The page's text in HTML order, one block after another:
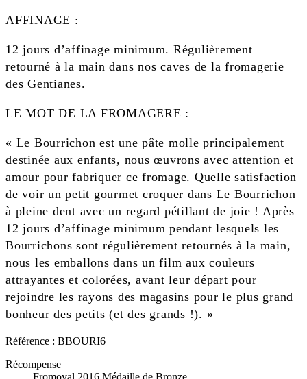
AFFINAGE :
12 jours d’affinage minimum. Régulièrement
retourné à la main dans nos caves de la fromagerie
des Gentianes.
LE MOT DE LA FROMAGERE :
« Le Bourrichon est une pâte molle principalement
destinée aux enfants, nous œuvrons avec attention et
amour pour fabriquer ce fromage. Quelle satisfaction
de voir un petit gourmet croquer dans Le Bourrichon
à pleine dent avec un regard pétillant de joie ! Après
12 jours d’affinage minimum pendant lesquels les
Bourrichons sont régulièrement retournés à la main,
nous les emballons dans un film aux couleurs
attrayantes et colorées, avant leur départ pour
rejoindre les rayons des magasins pour le plus grand
bonheur des petits (et des grands !). »
Référence : BBOURI6
Récompense
Fromoval 2016 Médaille de Bronze